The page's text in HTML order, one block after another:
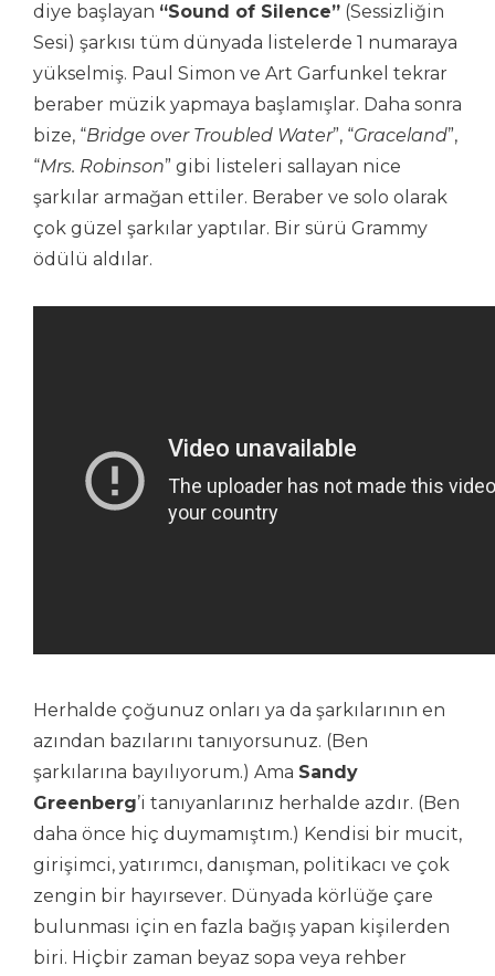
diye başlayan “Sound of Silence” (Sessizliğin
Sesi) şarkısı tüm dünyada listelerde 1 numaraya
yükselmiş. Paul Simon ve Art Garfunkel tekrar
beraber müzik yapmaya başlamışlar. Daha sonra
bize, “Bridge over Troubled Water”, “Graceland”,
“Mrs. Robinson” gibi listeleri sallayan nice
şarkılar armağan ettiler. Beraber ve solo olarak
çok güzel şarkılar yaptılar. Bir sürü Grammy
ödülü aldılar.
Herhalde çoğunuz onları ya da şarkılarının en
azından bazılarını tanıyorsunuz. (Ben
şarkılarına bayılıyorum.) Ama Sandy
Greenberg’i tanıyanlarınız herhalde azdır. (Ben
daha önce hiç duymamıştım.) Kendisi bir mucit,
girişimci, yatırımcı, danışman, politikacı ve çok
zengin bir hayırsever. Dünyada körlüğe çare
bulunması için en fazla bağış yapan kişilerden
biri. Hiçbir zaman beyaz sopa veya rehber